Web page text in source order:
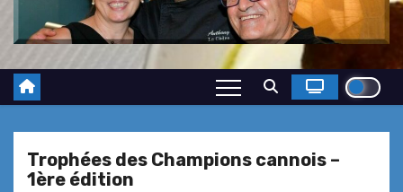
Trophées des Champions cannois –
1ère édition